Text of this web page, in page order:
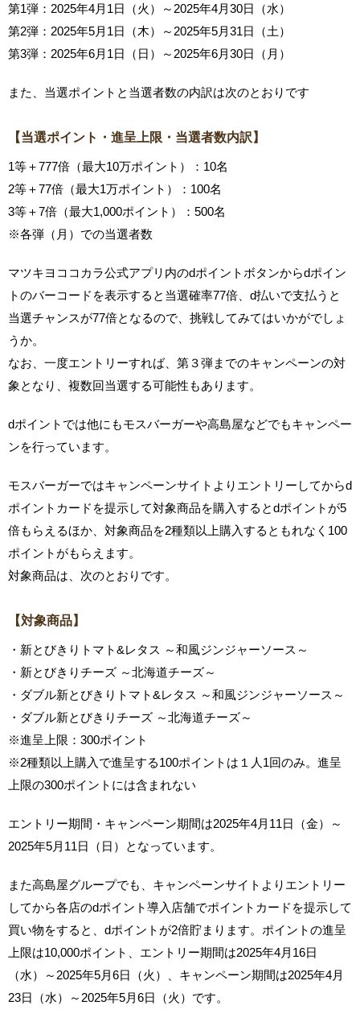
第1弾：2025年4月1日（火）～2025年4月30日（水）
第2弾：2025年5月1日（木）～2025年5月31日（土）
第3弾：2025年6月1日（日）～2025年6月30日（月）
また、当選ポイントと当選者数の内訳は次のとおりです
【当選ポイント・進呈上限・当選者数内訳】
1等＋777倍（最大10万ポイント）：10名
2等＋77倍（最大1万ポイント）：100名
3等＋7倍（最大1,000ポイント）：500名
※各弾（月）での当選者数
マツキヨココカラ公式アプリ内のdポイントボタンからdポイン
トのバーコードを表示すると当選確率77倍、d払いで支払うと
当選チャンスが77倍となるので、挑戦してみてはいかがでしょ
うか。
なお、一度エントリーすれば、第３弾までのキャンペーンの対
象となり、複数回当選する可能性もあります。
dポイントでは他にもモスバーガーや高島屋などでもキャンペー
ンを行っています。
モスバーガーではキャンペーンサイトよりエントリーしてからd
ポイントカードを提示して対象商品を購入するとdポイントが5
倍もらえるほか、対象商品を2種類以上購入するともれなく100
ポイントがもらえます。
対象商品は、次のとおりです。
【対象商品】
・新とびきりトマト&レタス ～和風ジンジャーソース～
・新とびきりチーズ ～北海道チーズ～
・ダブル新とびきりトマト&レタス ～和風ジンジャーソース～
・ダブル新とびきりチーズ ～北海道チーズ～
※進呈上限：300ポイント
※2種類以上購入で進呈する100ポイントは１人1回のみ。進呈
上限の300ポイントには含まれない
エントリー期間・キャンペーン期間は2025年4月11日（金）～
2025年5月11日（日）となっています。
また高島屋グループでも、キャンペーンサイトよりエントリー
してから各店のdポイント導入店舗でポイントカードを提示して
買い物をすると、dポイントが2倍貯まります。ポイントの進呈
上限は10,000ポイント、エントリー期間は2025年4月16日
（水）～2025年5月6日（火）、キャンペーン期間は2025年4月
23日（水）～2025年5月6日（火）です。